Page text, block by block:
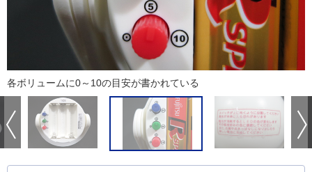
各ボリュームに0～10の目安が書かれている